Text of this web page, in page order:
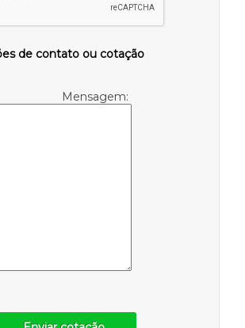
de contato ou cotação
Mensagem: